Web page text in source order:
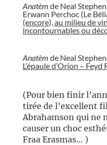
Anatèm de Neal
Erwann Perchoc (Le
(encore), au milieu de
incontournables ou
Anatèm de Neal
L’épaule d’Orion – Feyd
(Pour bien finir
tirée de l’excellent
Abrahamson qui ne
causer un choc
Fraa Erasmas… )